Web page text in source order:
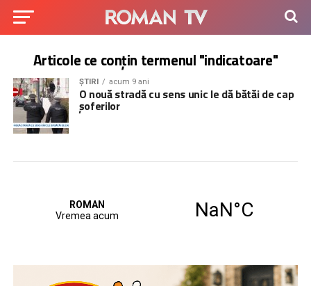
Articole ce conțin termenul "indicatoare"
ȘTIRI acum 9 ani
O nouă stradă cu sens unic le dă bătăi de cap
șoferilor